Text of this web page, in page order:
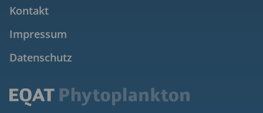
Kontakt
Impressum
Datenschutz